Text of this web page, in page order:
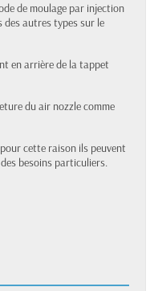
de moulage par injection
autres types sur le
en arrière de la tappet
du air nozzle comme
cette raison ils peuvent
besoins particuliers.